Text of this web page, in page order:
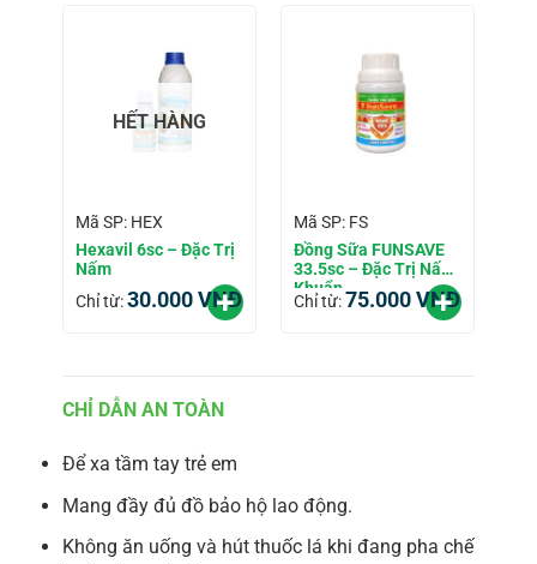
HẾT HÀNG
Mã SP: HEX
Hexavil 6sc – Đặc Trị
Nấm
Chỉ từ:30.000VNĐ
Mã SP: FS
Đồng Sữa FUNSAVE
33.5sc – Đặc Trị Nấm
Khuẩn
Chỉ từ:75.000VNĐ
CHỈ DẪN AN TOÀN
Để xa tầm tay trẻ em
Mang đầy đủ đồ bảo hộ lao động.
Không ăn uống và hút thuốc lá khi đang pha chế